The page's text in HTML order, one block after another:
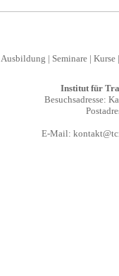
Ausbildung | Seminare| Kurse
Institut für
Besuchsadresse:
E-Mail: